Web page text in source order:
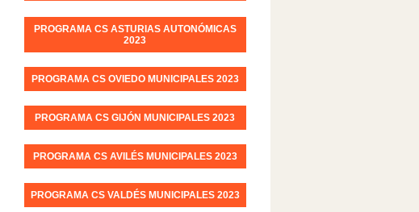
PROGRAMA CS ASTURIAS AUTONÓMICAS
2023
PROGRAMA CS OVIEDO MUNICIPALES 2023
PROGRAMA CS GIJÓN MUNICIPALES 2023
PROGRAMA CS AVILÉS MUNICIPALES 2023
PROGRAMA CS VALDÉS MUNICIPALES 2023